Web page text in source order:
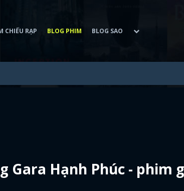
CHIẾU RẠP BLOG PHIM BLOG SAO
Gara Hạnh Phúc - phim